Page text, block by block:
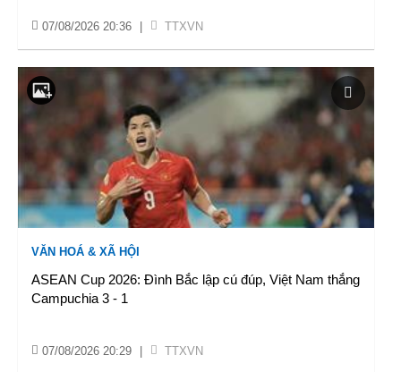
07/08/2026 20:36 TTXVN
VĂN HOÁ & XÃ HỘI
ASEAN Cup 2026: Đình Bắc lập cú đúp, Việt Nam thắng
Campuchia 3 - 1
07/08/2026 20:29 TTXVN